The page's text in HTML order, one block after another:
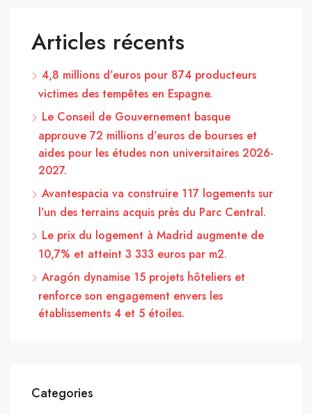
Articles récents
4,8 millions d’euros pour 874 producteurs
victimes des tempêtes en Espagne.
Le Conseil de Gouvernement basque
approuve 72 millions d’euros de bourses et
aides pour les études non universitaires 2026-
2027.
Avantespacia va construire 117 logements sur
l’un des terrains acquis près du Parc Central.
Le prix du logement à Madrid augmente de
10,7% et atteint 3 333 euros par m2.
Aragón dynamise 15 projets hôteliers et
renforce son engagement envers les
établissements 4 et 5 étoiles.
Categories